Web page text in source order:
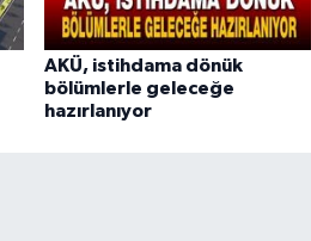
AKÜ, istihdama dönük
bölümlerle geleceğe
hazırlanıyor